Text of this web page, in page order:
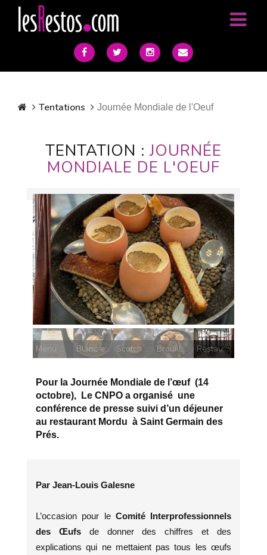
Tentations Journée Mondiale de l'Oeuf
TENTATION :JOURNÉE
MONDIALE DE L'OEUF
Brouillade d'oeufs
Restaurant Mordu
Brouillade d'oeufs
Scotch egg au soja
Blanc en neige
Menu CNPO
Pour la Journée Mondiale de l’œuf (14
octobre), Le CNPO a organisé une
conférence de presse suivi d’un déjeuner
au restaurant Mordu à Saint Germain des
Prés.
Par Jean-Louis Galesne
L’occasion pour le Comité Interprofessionnels
des Œufsde donner des chiffres et des
explications qui ne mettaient pas tous les œufs